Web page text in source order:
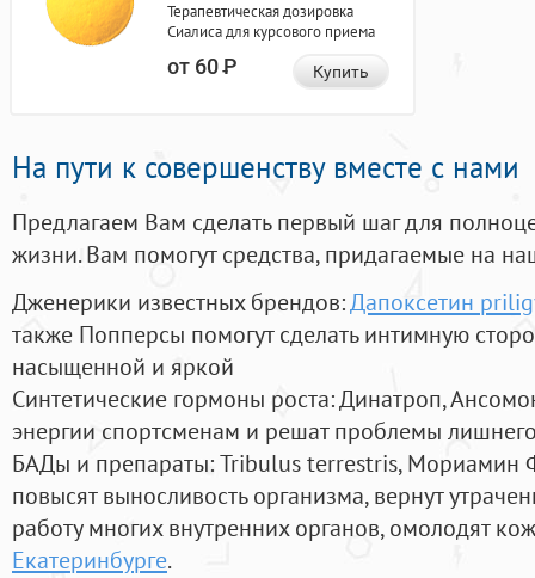
Терапевтическая дозировка
Сиалиса для курсового приема
от 60Р Купить
На пути к совершенству вместе с нами
Предлагаем Вам сделать первый шаг для
жизни. Вам помогут средства, придагаемые на
Дженерики известных брендов:Дапоксетин
также Попперсы помогут сделать интимную
насыщенной и яркой
Синтетические гормоны роста: Динатроп,
энергии спортсменам и решат проблемы
БАДы и препараты:Tribulus terrestris, Мориамин
повысят выносливость организма, вернут
работу многих внутренних органов, омолодят
Екатеринбурге.